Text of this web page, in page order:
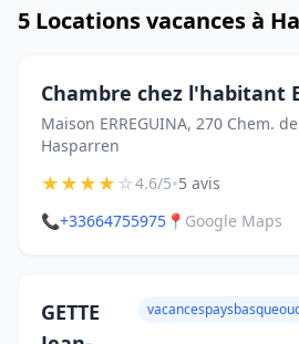
5 Locations vacances à
Chambre chez l'habitant
Maison ERREGUINA, 270 Chem.
Hasparren
★★★★☆4.6/5•5 avis
📞+33664755975 📍 Google Maps
GETTE